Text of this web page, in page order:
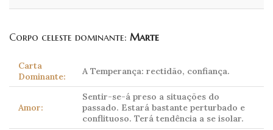
Corpo celeste dominante: Marte
Carta
Dominante:
A Temperança: rectidão, confiança.
Amor:
Sentir-se-á preso a situações do
passado. Estará bastante perturbado e
conflituoso. Terá tendência a se isolar.